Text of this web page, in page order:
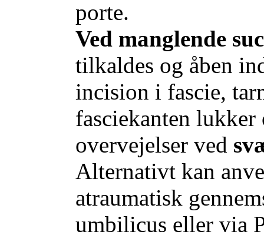
porte.
Ved manglende
tilkaldes og åben
incision i fascie,
fasciekanten
overvejelser ved
Alternativt kan
atraumatisk
umbilicus eller via